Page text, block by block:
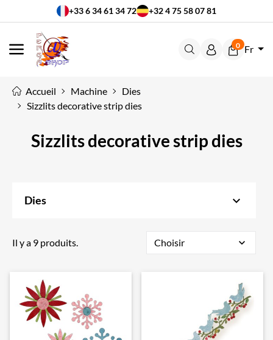
+33 6 34 61 34 72 +32 4 75 58 07 81
MENU
0 Fr
Accueil Machine
Dies
Sizzlits decorative strip dies
Sizzlits decorative strip dies
Dies keyboard_arrow_down
Il y a 9 produits. Choisir expand_more